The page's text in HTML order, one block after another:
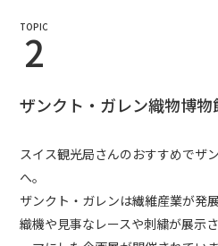
TOPIC
2
ザンクト・ガレン織物博物
スイス観光局さんのおすすめでザ
へ。
ザンクト・ガレンは繊維産業が発
織機や見事なレースや刺繍が展示